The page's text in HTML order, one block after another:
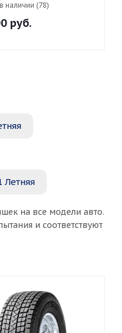
наличии (78)
руб.
Летняя
на все модели авто.
и соответствуют